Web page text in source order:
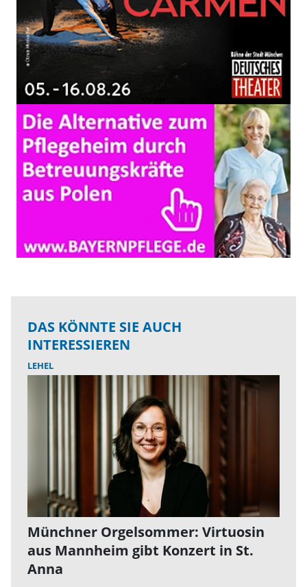
DAS KÖNNTE SIE AUCH
INTERESSIEREN
LEHEL
Münchner Orgelsommer: Virtuosin
aus Mannheim gibt Konzert in St.
Anna